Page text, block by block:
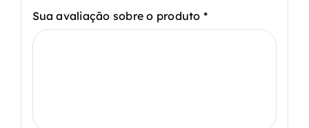
Sua avaliação sobre o produto *